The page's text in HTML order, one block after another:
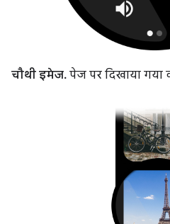
चौथी इमेज. पेज पर दिखाया गया